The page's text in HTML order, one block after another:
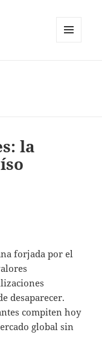
la
forjada por el
desaparecer.
compiten hoy
global sin